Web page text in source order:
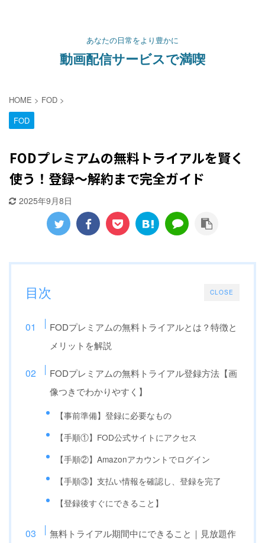
あなたの日常をより豊かに
動画配信サービスで満喫
HOME > FOD >
FOD
FODプレミアムの無料トライアルを賢く
使う！登録〜解約まで完全ガイド
2025年9月8日
CLOSE
目次
FODプレミアムの無料トライアルとは？特徴と
メリットを解説
FODプレミアムの無料トライアル登録方法【画
像つきでわかりやすく】
【事前準備】登録に必要なもの
【手順①】FOD公式サイトにアクセス
【手順②】Amazonアカウントでログイン
【手順③】支払い情報を確認し、登録を完了
【登録後すぐにできること】
無料トライアル期間中にできること｜見放題作